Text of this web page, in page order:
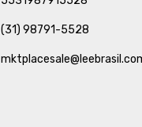
(31) 98791-5528